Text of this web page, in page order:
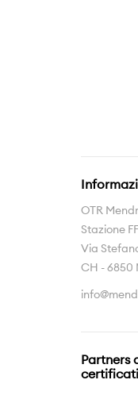
OTR
Stazione
Via
CH - 6850
Partners